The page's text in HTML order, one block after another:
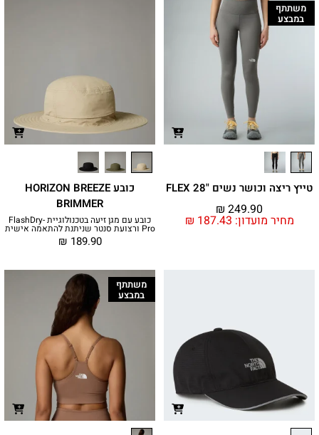
משתתף
במבצע
טייץ ריצה וכושר נשים "FLEX 28
מחיר מועדון: ₪ 187.43
₪ 249.90
כובע HORIZON BREEZE
BRIMMER
כובע עם מגן זיעה בטכנולוגיית FlashDry-
Pro ורצועת סנטר שניתנת להתאמה אישית
₪ 189.90
משתתף
במבצע